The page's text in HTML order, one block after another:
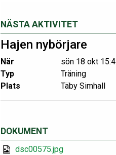
NÄSTA AKTIVITET
Hajen nybörjare
När
sön 18 okt
Typ
Träning
Plats
Täby Simhall
DOKUMENT
dsc00575.jpg